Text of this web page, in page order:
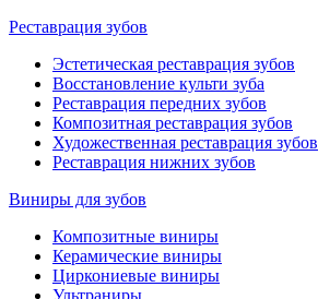
Реставрация зубов
Эстетическая реставрация зубов
Восстановление культи зуба
Реставрация передних зубов
Композитная реставрация зубов
Художественная реставрация зубов
Реставрация нижних зубов
Виниры для зубов
Композитные виниры
Керамические виниры
Циркониевые виниры
Ультраниры